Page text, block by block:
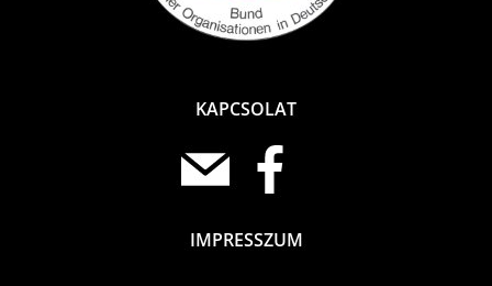
KAPCSOLAT
IMPRESSZUM